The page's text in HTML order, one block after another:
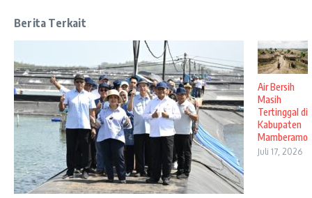
Berita Terkait
Air Bersih
Masih
Tertinggal di
Kabupaten
Mamberamo
Juli 17, 2026